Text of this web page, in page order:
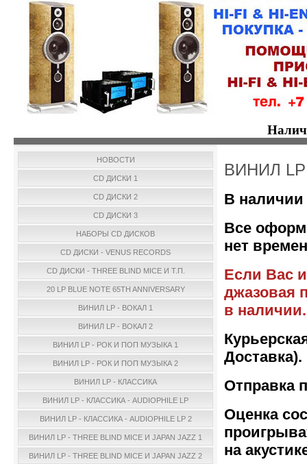
НОВОСТИ
CD ДИСКИ 1
CD ДИСКИ 2
CD ДИСКИ 3
НАБОРЫ CD ДИСКОВ
CD ДИСКИ - VENUS RECORDS
CD ДИСКИ - THREE BLIND MICE И Т.П.
20 LP BLUE NOTE 65TH ANNIVERSARY
ВИНИЛ LP - ВОКАЛ 1
ВИНИЛ LP - ВОКАЛ 2
ВИНИЛ LP - РОК И ПОП МУЗЫКА 1
ВИНИЛ LP - РОК И ПОП МУЗЫКА 2
ВИНИЛ LP - КЛАССИКА
ВИНИЛ LP - КЛАССИКА - AUDIOPHILE LP
ВИНИЛ LP - КЛАССИКА - AUDIOPHILE LP 2
ВИНИЛ LP - THREE BLIND MICE И JAPAN JAZZ 1
ВИНИЛ LP - THREE BLIND MICE И JAPAN JAZZ 2
ВИНИЛ
В наличии
Все
нет
Если Вас
джазовая
в наличии.
Доставка).
Отправка
Оценка
на